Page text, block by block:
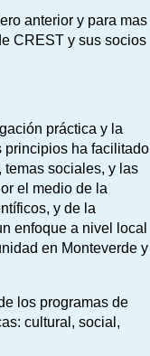
anterior y para mas
CREST y sus socios
práctica y la
principios ha facilitado
temas sociales, y las
el medio de la
y de la
enfoque a nivel local
en Monteverde y
los programas de
cultural, social,